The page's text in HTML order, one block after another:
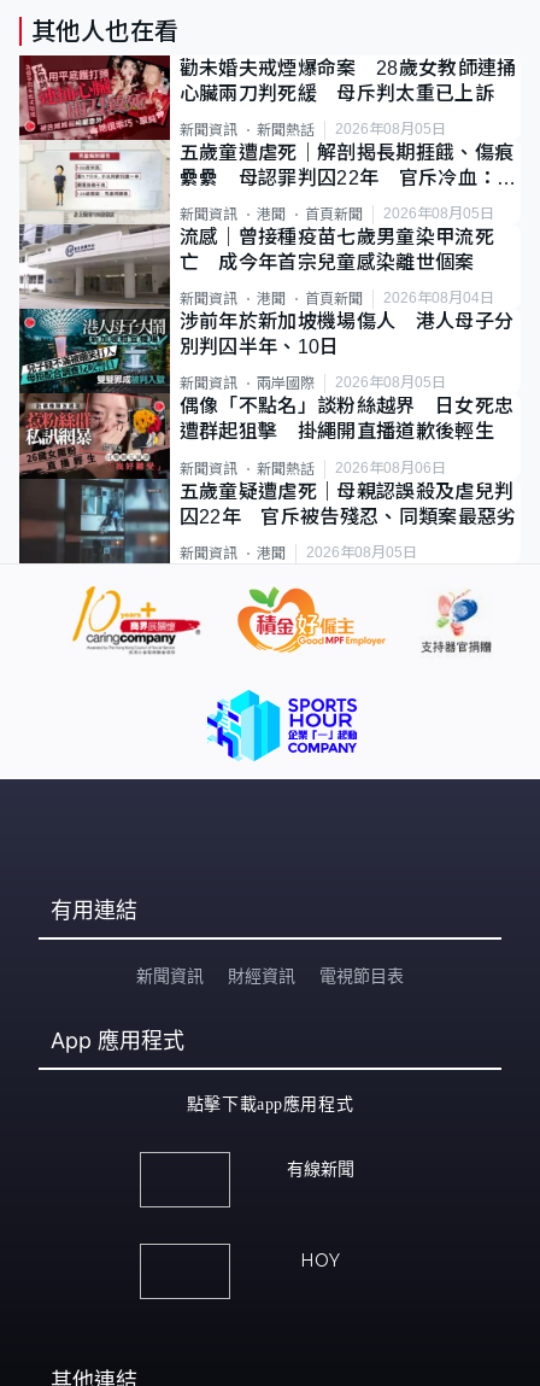
其他人也在看
勸未婚夫戒煙爆命案 28歲女教師連捅
心臟兩刀判死緩 母斥判太重已上訴
新聞資訊 新聞熱話 2026年08月05日
五歲童遭虐死｜解剖揭長期捱餓、傷痕
纍纍 母認罪判囚22年 官斥冷血：同
類案最惡劣
新聞資訊 港聞 首頁新聞 2026年08月05日
流感｜曾接種疫苗七歲男童染甲流死
亡 成今年首宗兒童感染離世個案
新聞資訊 港聞 首頁新聞 2026年08月04日
涉前年於新加坡機場傷人 港人母子分
別判囚半年、10日
新聞資訊 兩岸國際 2026年08月05日
偶像「不點名」談粉絲越界 日女死忠
遭群起狙擊 掛繩開直播道歉後輕生
新聞資訊 新聞熱話 2026年08月06日
五歲童疑遭虐死｜母親認誤殺及虐兒判
囚22年 官斥被告殘忍、同類案最惡劣
新聞資訊 港聞 2026年08月05日
有用連結
新聞資訊 財經資訊 電視節目表
App 應用程式
點擊下載app應用程式
有線新聞
HOY
其他連結